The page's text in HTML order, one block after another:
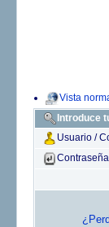
Vista
Introduce
Usuario /